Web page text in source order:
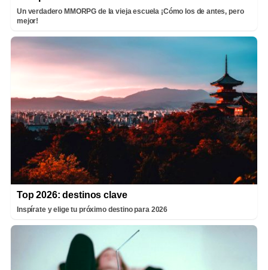
Un verdadero MMORPG de la vieja escuela ¡Cómo los de antes, pero
mejor!
Top 2026: destinos clave
Inspírate y elige tu próximo destino para 2026